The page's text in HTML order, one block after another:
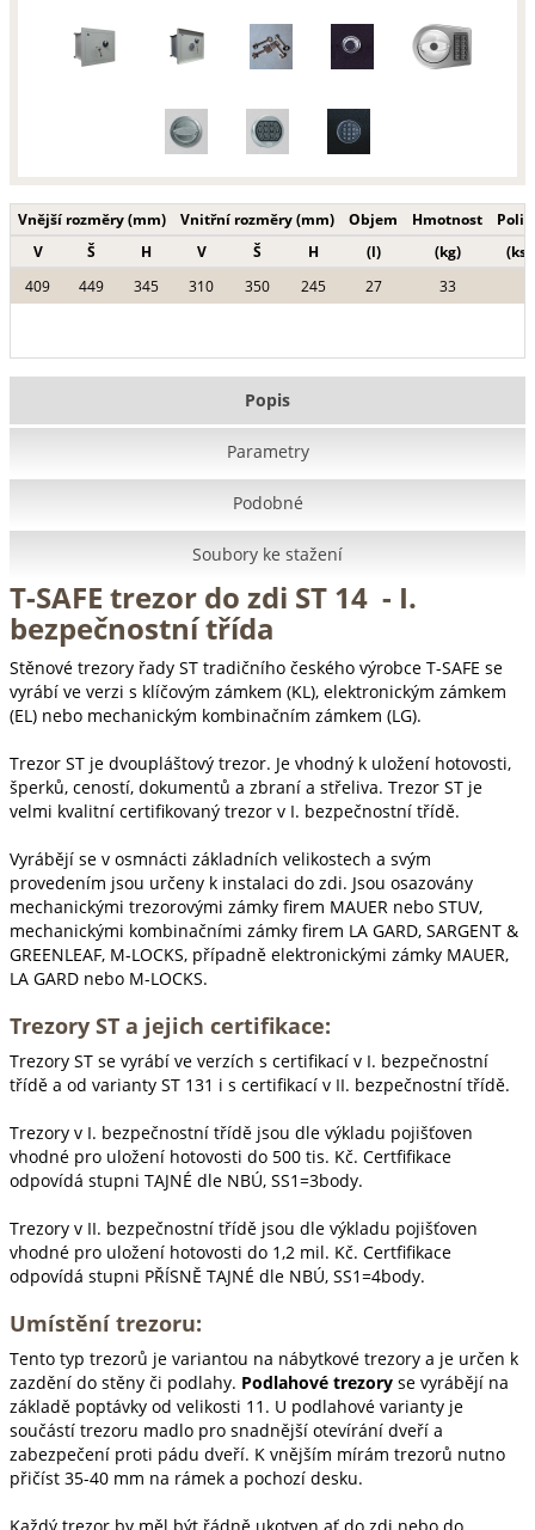
Vnější rozměry (mm) Vnitřní rozměry (mm) Objem Hmotnost
V
Š H V Š H (l) (kg)
(ks)
409
449 345 310 350 245 27 33
Popis
Parametry
Podobné
Soubory ke stažení
T-SAFE trezor do zdi ST 14 - I.
bezpečnostní třída
Stěnové trezory řady ST tradičního českého výrobce T-SAFE se
vyrábí ve verzi s klíčovým zámkem (KL), elektronickým zámkem
(EL) nebo mechanickým kombinačním zámkem (LG).
Trezor ST je dvoupláštový trezor. Je vhodný k uložení hotovosti,
šperků, ceností, dokumentů a zbraní a střeliva. Trezor ST je
velmi kvalitní certifikovaný trezor v I. bezpečnostní třídě.
Vyrábějí se v osmnácti základních velikostech a svým
provedením jsou určeny k instalaci do zdi. Jsou osazovány
mechanickými trezorovými zámky firem MAUER nebo STUV,
mechanickými kombinačními zámky firem LA GARD, SARGENT &
GREENLEAF, M-LOCKS, případně elektronickými zámky MAUER,
LA GARD nebo M-LOCKS.
Trezory ST a jejich certifikace:
Trezory ST se vyrábí ve verzích s certifikací v I. bezpečnostní
třídě a od varianty ST 131 i s certifikací v II. bezpečnostní třídě.
Trezory v I. bezpečnostní třídě jsou dle výkladu pojišťoven
vhodné pro uložení hotovosti do 500 tis. Kč. Certfifikace
odpovídá stupni TAJNÉ dle NBÚ, SS1=3body.
Trezory v II. bezpečnostní třídě jsou dle výkladu pojišťoven
vhodné pro uložení hotovosti do 1,2 mil. Kč. Certfifikace
odpovídá stupni PŘÍSNĚ TAJNÉ dle NBÚ, SS1=4body.
Umístění trezoru:
Tento typ trezorů je variantou na nábytkové trezory a je určen k
zazdění do stěny či podlahy. Podlahové trezory se vyrábějí na
základě poptávky od velikosti 11. U podlahové varianty je
součástí trezoru madlo pro snadnější otevírání dveří a
zabezpečení proti pádu dveří. K vnějším mírám trezorů nutno
přičíst 35-40 mm na rámek a pochozí desku.